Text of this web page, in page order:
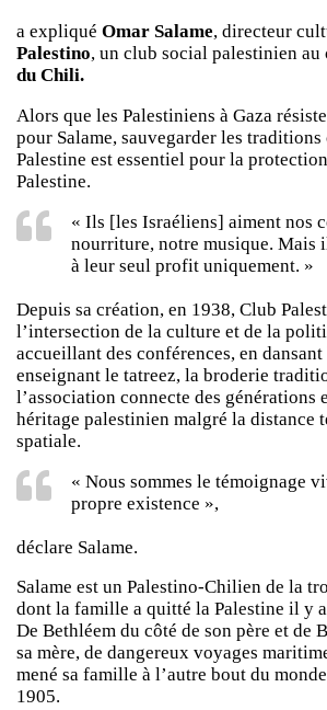
a expliqué Omar Salame, directeur
Palestino, un club social palestinien au
du Chili.
Alors que les Palestiniens à Gaza
pour Salame, sauvegarder les
Palestine est essentiel pour la
Palestine.
« Ils [les Israéliens] aiment nos
nourriture, notre musique. Mais
à leur seul profit uniquement. »
Depuis sa création, en 1938, Club
l’intersection de la culture et de la
accueillant des conférences, en dansant
enseignant le tatreez, la broderie
l’association connecte des générations
héritage palestinien malgré la distance
spatiale.
« Nous sommes le témoignage
propre existence »,
déclare Salame.
Salame est un Palestino-Chilien de la
dont la famille a quitté la Palestine il y
De Bethléem du côté de son père et de
sa mère, de dangereux voyages
mené sa famille à l’autre bout du
1905.